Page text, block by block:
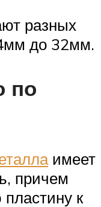
разных
до 32мм.
по
имеет
причем
к